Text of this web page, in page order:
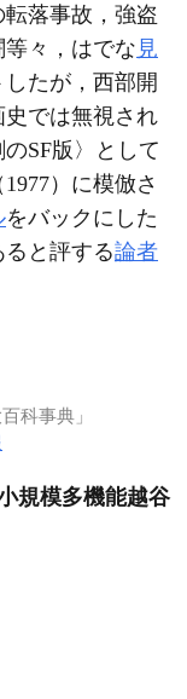
落事故，強盗
々，はでな 見
たが，西部開
では無視され
SF版〉として
）に模倣さ
をバックにした
ると評する論者
科事典」
規模多機能越谷